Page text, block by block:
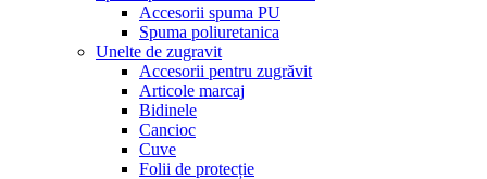
Accesorii spuma PU
Spuma poliuretanica
Unelte de zugravit
Accesorii pentru zugrăvit
Articole marcaj
Bidinele
Cancioc
Cuve
Folii de protecție